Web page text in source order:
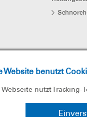
Website benutzt
Webseite nutzt